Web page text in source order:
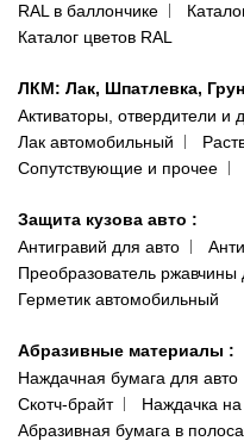
RAL в баллончике
Каталог цветов RAL
ЛКМ: Лак, Шпатлевка,
Активаторы, отвердители и
Лак автомобильный
Сопутствующие и прочее
Защита кузова авто :
Антигравий для авто
Преобразователь ржавчины
Герметик автомобильный
Абразивные материалы :
Наждачная бумага для авто
Скотч-брайт
Наждачка
Абразивная бумага в